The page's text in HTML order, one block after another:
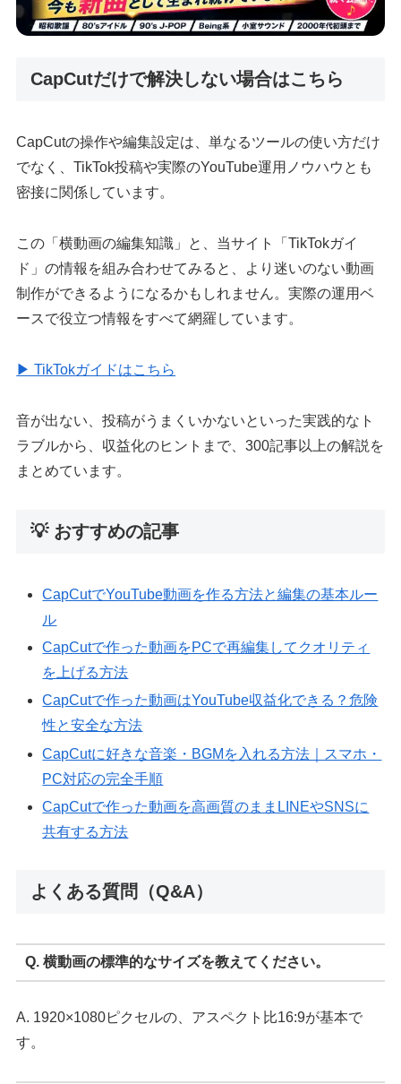
CapCutだけで解決しない場合はこちら
CapCutの操作や編集設定は、単なるツールの使い方だけ
でなく、TikTok投稿や実際のYouTube運用ノウハウとも
密接に関係しています。
この「横動画の編集知識」と、当サイト「TikTokガイ
ド」の情報を組み合わせてみると、より迷いのない動画
制作ができるようになるかもしれません。実際の運用ベ
ースで役立つ情報をすべて網羅しています。
▶ TikTokガイドはこちら
音が出ない、投稿がうまくいかないといった実践的なト
ラブルから、収益化のヒントまで、300記事以上の解説を
まとめています。
💡 おすすめの記事
CapCutでYouTube動画を作る方法と編集の基本ルー
ル
CapCutで作った動画をPCで再編集してクオリティ
を上げる方法
CapCutで作った動画はYouTube収益化できる？危険
性と安全な方法
CapCutに好きな音楽・BGMを入れる方法｜スマホ・
PC対応の完全手順
CapCutで作った動画を高画質のままLINEやSNSに
共有する方法
よくある質問（Q&A）
Q. 横動画の標準的なサイズを教えてください。
A. 1920×1080ピクセルの、アスペクト比16:9が基本で
す。